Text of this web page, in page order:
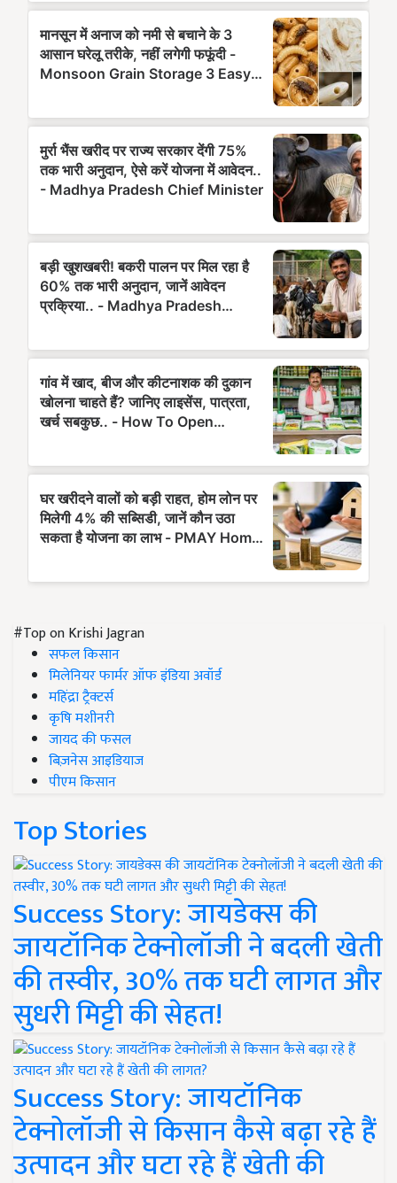
#Top on Krishi Jagran
सफल किसान
मिलेनियर फार्मर ऑफ इंडिया अवॉर्ड
महिंद्रा ट्रैक्टर्स
कृषि मशीनरी
जायद की फसल
बिज़नेस आइडियाज
पीएम किसान
Top Stories
Success Story: जायडेक्स की
जायटॉनिक टेक्नोलॉजी ने बदली खेती
की तस्वीर, 30% तक घटी लागत और
सुधरी मिट्टी की सेहत!
Success Story: जायटॉनिक
टेक्नोलॉजी से किसान कैसे बढ़ा रहे हैं
उत्पादन और घटा रहे हैं खेती की